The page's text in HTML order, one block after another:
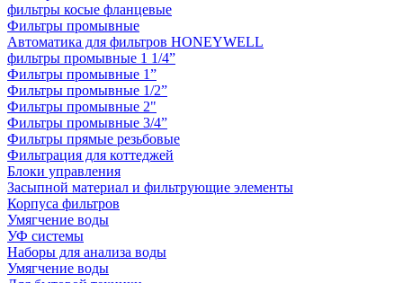
фильтры косые фланцевые
Фильтры промывные
Автоматика для фильтров HONEYWELL
фильтры промывные 1 1/4”
Фильтры промывные 1”
Фильтры промывные 1/2”
Фильтры промывные 2"
Фильтры промывные 3/4”
Фильтры прямые резьбовые
Фильтрация для коттеджей
Блоки управления
Засыпной материал и фильтрующие элементы
Корпуса фильтров
Умягчение воды
УФ системы
Наборы для анализа воды
Умягчение воды